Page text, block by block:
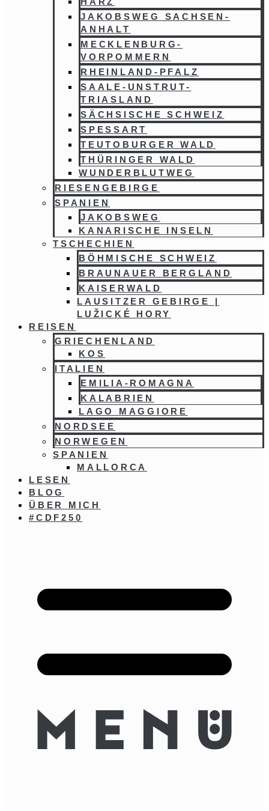
JAKOBSWEG SACHSEN-
ANHALT
MECKLENBURG-
VORPOMMERN
RHEINLAND-PFALZ
SAALE-UNSTRUT-
TRIASLAND
SÄCHSISCHE SCHWEIZ
SPESSART
TEUTOBURGER WALD
THÜRINGER WALD
WUNDERBLUTWEG
RIESENGEBIRGE
SPANIEN
JAKOBSWEG
KANARISCHE INSELN
TSCHECHIEN
BÖHMISCHE SCHWEIZ
BRAUNAUER BERGLAND
KAISERWALD
LAUSITZER GEBIRGE |
LUŽICKÉ HORY
REISEN
GRIECHENLAND
KOS
ITALIEN
EMILIA-ROMAGNA
KALABRIEN
LAGO MAGGIORE
NORDSEE
NORWEGEN
SPANIEN
MALLORCA
LESEN
BLOG
ÜBER MICH
#CDF250